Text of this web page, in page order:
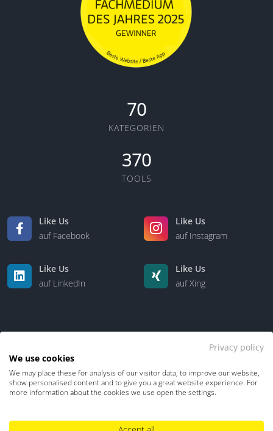
70
KATEGORIEN
370
TOOLS
Like Us
auf Facebook
Like Us
auf Instagram
Like Us
auf LinkedIn
Like Us
auf Xing
Kontakt Über uns
Impressum
Privacy policy
We use cookies
We may place these for analysis of our visitor data, to improve our website,
show personalised content and to give you a great website experience. For
more information about the cookies we use open the settings.